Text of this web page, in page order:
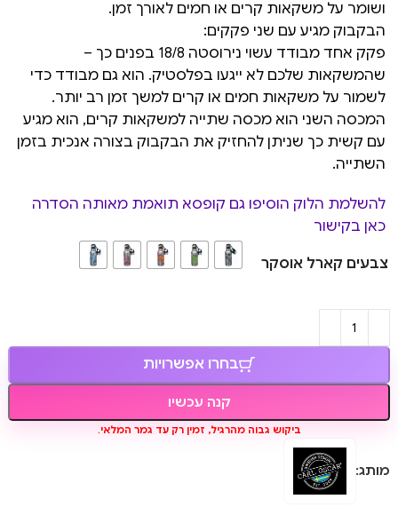
ושומר על משקאות קרים או חמים לאורך זמן.
הבקבוק מגיע עם שני פקקים:
פקק אחד מבודד עשוי נירוסטה 18/8 בפנים כך –
שהמשקאות שלכם לא ייגעו בפלסטיק. הוא גם מבודד כדי
לשמור על משקאות חמים או קרים למשך זמן רב יותר.
המכסה השני הוא מכסה שתייה למשקאות קרים, הוא מגיע
עם קשית כך שניתן להחזיק את הבקבוק בצורה אנכית בזמן
השתייה.
להשלמת הלוק הוסיפו גם קופסא תואמת מאותה הסדרה
כאן בקישור
צבעים קארל אוסקר
בחרו אפשרויות
קנה עכשיו
ביקוש גבוה מהרגיל, זמין רק עד גמר המלאי.
מותג: